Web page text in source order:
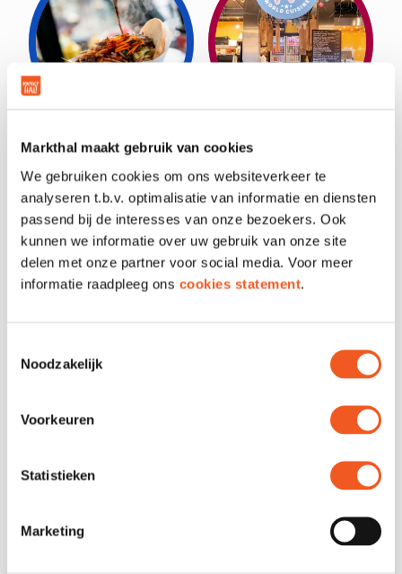
Markthal maakt gebruik van cookies
We gebruiken cookies om ons websiteverkeer te
analyseren t.b.v. optimalisatie van informatie en diensten
passend bij de interesses van onze bezoekers. Ook
kunnen we informatie over uw gebruik van onze site
delen met onze partner voor social media. Voor meer
informatie raadpleeg ons cookies statement.
Noodzakelijk
Voorkeuren
Statistieken
Marketing
KEBAB
BRAM LADAGE
BRUNCH &